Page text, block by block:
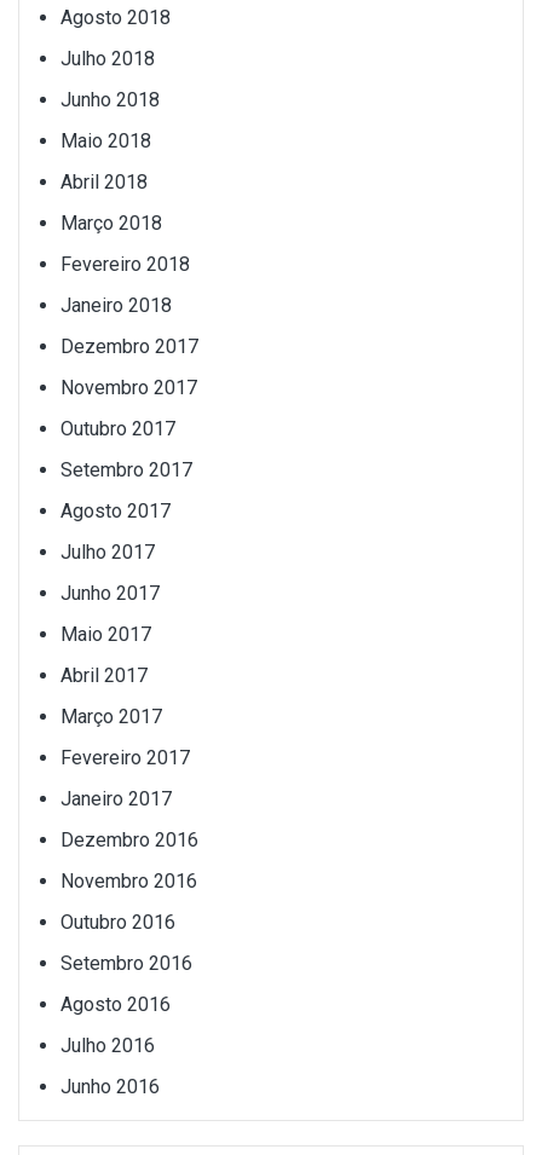
Agosto 2018
Julho 2018
Junho 2018
Maio 2018
Abril 2018
Março 2018
Fevereiro 2018
Janeiro 2018
Dezembro 2017
Novembro 2017
Outubro 2017
Setembro 2017
Agosto 2017
Julho 2017
Junho 2017
Maio 2017
Abril 2017
Março 2017
Fevereiro 2017
Janeiro 2017
Dezembro 2016
Novembro 2016
Outubro 2016
Setembro 2016
Agosto 2016
Julho 2016
Junho 2016